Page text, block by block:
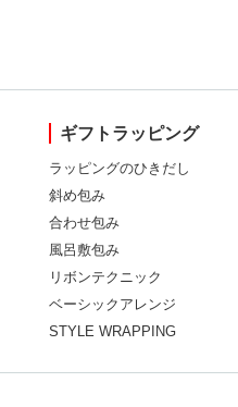
ギフトラッピング
ラッピングのひきだし
斜め包み
合わせ包み
風呂敷包み
リボンテクニック
ベーシックアレンジ
STYLE WRAPPING